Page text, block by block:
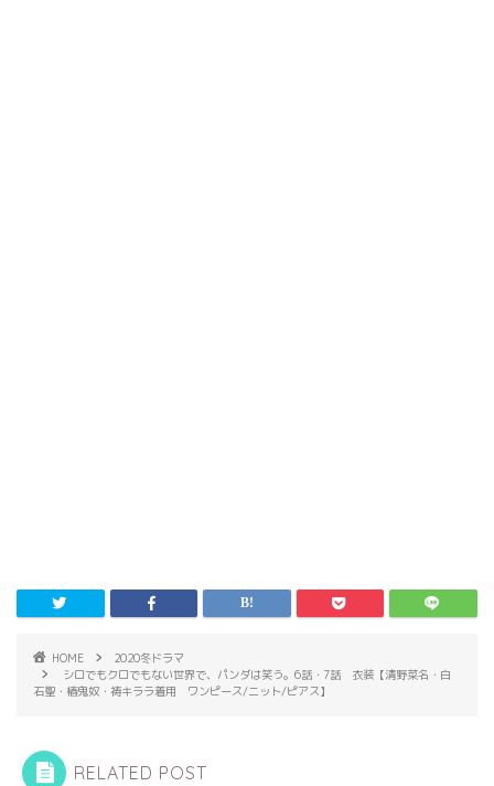
HOME
2020冬ドラマ
シロでもクロでもない世界で、パンダは笑う。6話・7話 衣装【清野菜名・白
石聖・椿鬼奴・祷キララ着用 ワンピース/ニット/ピアス】
RELATED POST